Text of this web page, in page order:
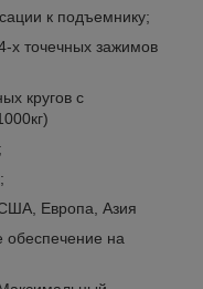
к подъемнику;
х точечных зажимов
кругов с
Европа, Азия
на